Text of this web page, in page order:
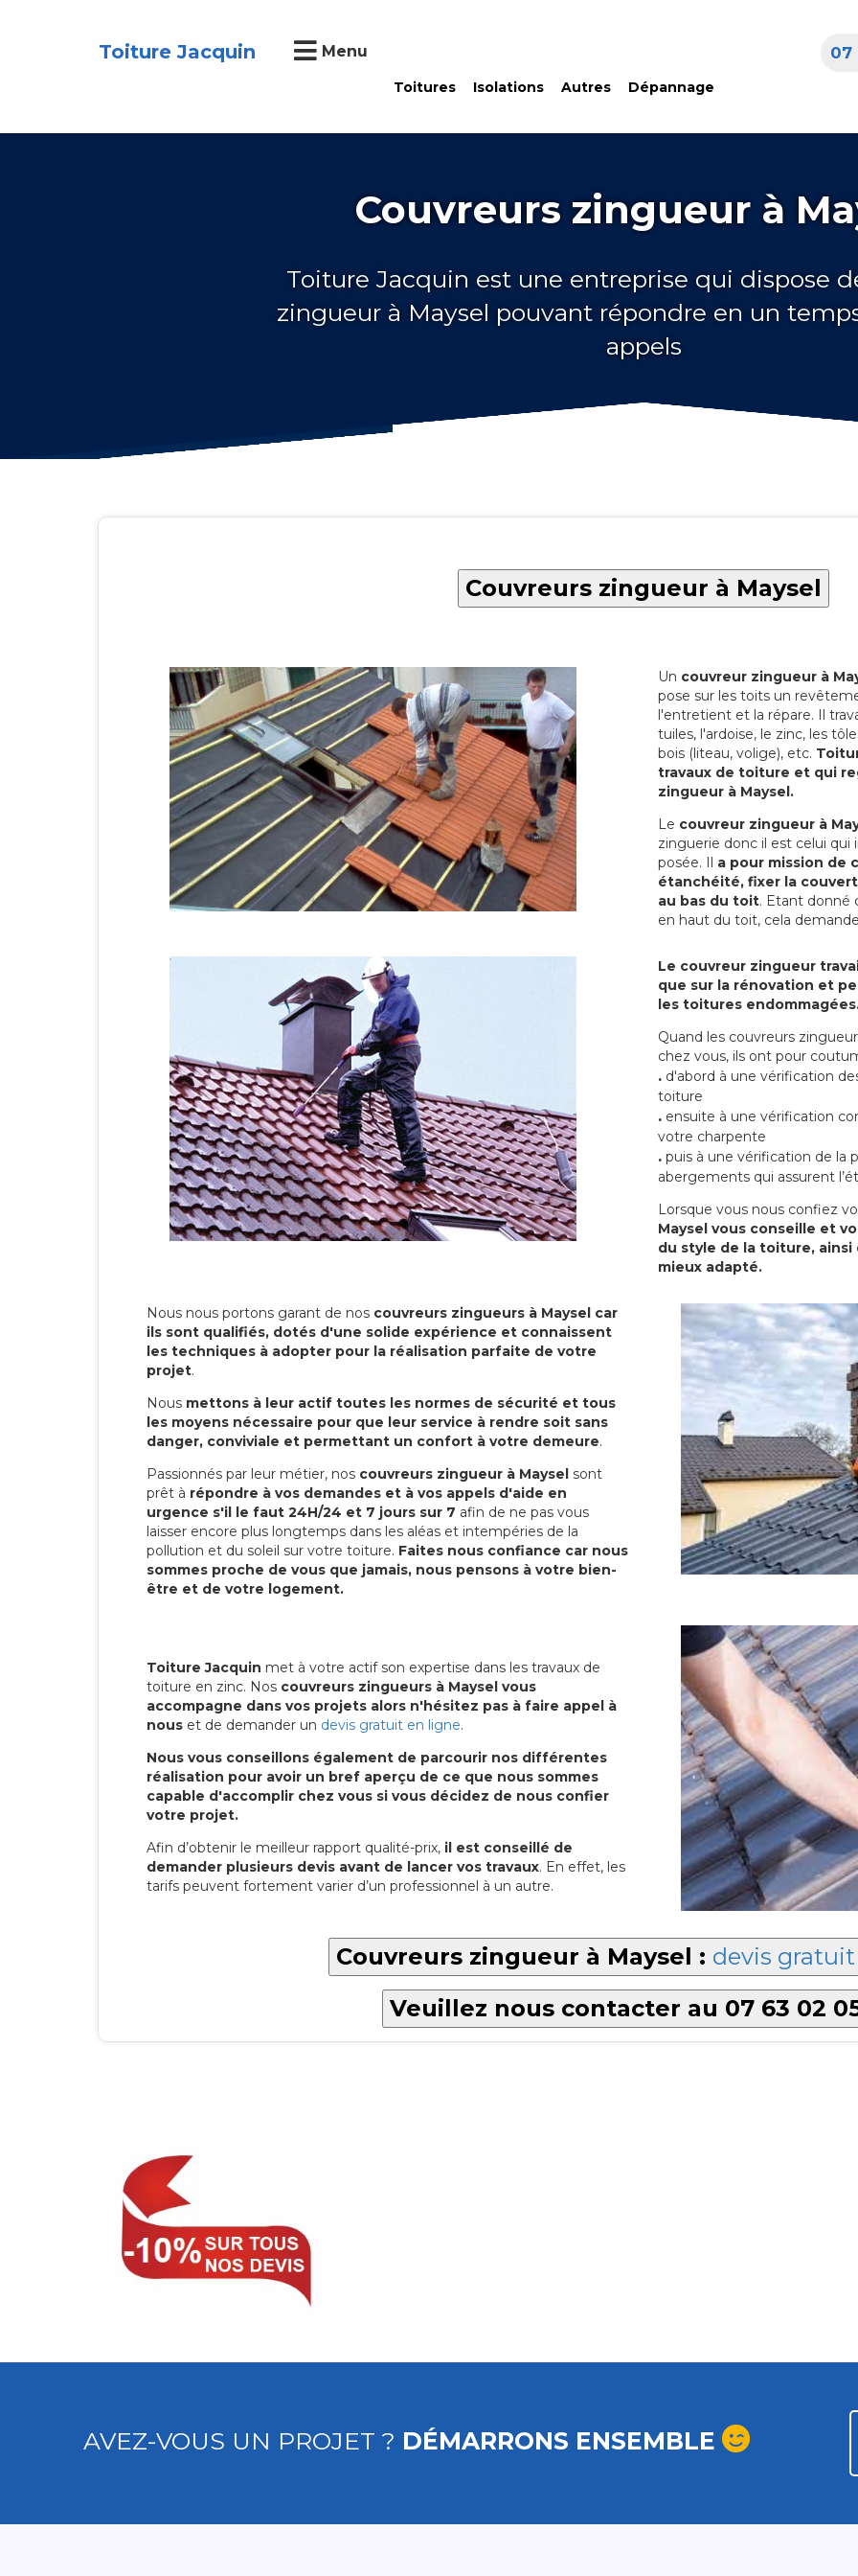
Toiture Jacquin Menu
Toitures Isolations Autres Dépannage
07
Couvreurs zingueur à
Toiture Jacquin est une entreprise qui dispose
zingueur à Maysel pouvant répondre en un
appels
Couvreurs zingueur à Maysel
Un couvreur zingueur à
pose sur les toits un
l'entretient et la répare. Il
tuiles, l'ardoise, le zinc, les
bois (liteau, volige), etc.
travaux de toiture et qui
zingueur à Maysel.
Le couvreur zingueur à
zinguerie donc il est celui
posée. Il a pour mission de
étanchéité, fixer la
au bas du toit. Etant donné
en haut du toit, cela
Le couvreur zingueur
que sur la rénovation et
les toitures
Quand les couvreurs
chez vous, ils ont pour
. d'abord à une vérification
toiture
. ensuite à une vérification
votre charpente
. puis à une vérification de la
abergements qui assurent
Lorsque vous nous confiez
Maysel vous conseille et
du style de la toiture,
mieux adapté.
Nous nous portons garant de nos couvreurs zingueurs à Maysel car
ils sont qualifiés, dotés d'une solide expérience et connaissent
les techniques à adopter pour la réalisation parfaite de votre
projet.
Nous mettons à leur actif toutes les normes de sécurité et tous
les moyens nécessaire pour que leur service à rendre soit sans
danger, conviviale et permettant un confort à votre demeure.
Passionnés par leur métier, nos couvreurs zingueur à Maysel sont
prêt à répondre à vos demandes et à vos appels d'aide en
urgence s'il le faut 24H/24 et 7 jours sur 7 afin de ne pas vous
laisser encore plus longtemps dans les aléas et intempéries de la
pollution et du soleil sur votre toiture. Faites nous confiance car nous
sommes proche de vous que jamais, nous pensons à votre bien-
être et de votre logement.
Toiture Jacquin met à votre actif son expertise dans les travaux de
toiture en zinc. Nos couvreurs zingueurs à Maysel vous
accompagne dans vos projets alors n'hésitez pas à faire appel à
nous et de demander un devis gratuit en ligne.
Nous vous conseillons également de parcourir nos différentes
réalisation pour avoir un bref aperçu de ce que nous sommes
capable d'accomplir chez vous si vous décidez de nous confier
votre projet.
Afin d’obtenir le meilleur rapport qualité-prix, il est conseillé de
demander plusieurs devis avant de lancer vos travaux. En effet, les
tarifs peuvent fortement varier d’un professionnel à un autre.
Couvreurs zingueur à Maysel : devis
Veuillez nous contacter au 07 63 02
AVEZ-VOUS UN PROJET ? DÉMARRONS ENSEMBLE